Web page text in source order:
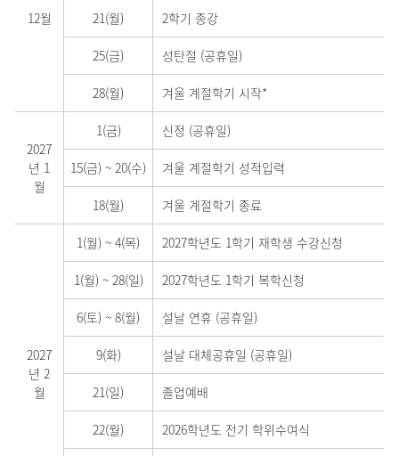
12월 21(월) 2학기 종강
25(금) 성탄절 (공휴일)
28(월) 겨울 계절학기 시작*
2027
년 1
월
1(금) 신정 (공휴일)
15(금) ~ 20(수) 겨울 계절학기 성적입력
18(월) 겨울 계절학기 종료
2027
년 2
월
1(월) ~ 4(목) 2027학년도 1학기 재학생 수강신청
1(월) ~28(일) 2027학년도 1학기 복학신청
6(토) ~ 8(월) 설날 연휴 (공휴일)
9(화) 설날 대체공휴일 (공휴일)
21(일) 졸업예배
22(월) 2026학년도 전기 학위수여식